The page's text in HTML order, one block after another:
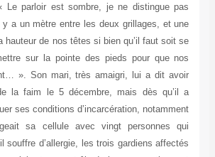
Le parloir est sombre, je ne distingue pas
a un mètre entre les deux grillages, et une
hauteur de nos têtes si bien qu’il faut soit se
sur la pointe des pieds pour que nos
». Son mari, très amaigri, lui a dit avoir
la faim le 5 décembre, mais dès qu’il a
ses conditions d’incarcération, notamment
sa cellule avec vingt personnes qui
souffre d’allergie, les trois gardiens affectés